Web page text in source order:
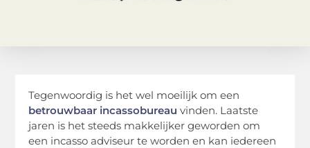
Tegenwoordig is het wel moeilijk om een
betrouwbaar incassobureau vinden. Laatste
jaren is het steeds makkelijker geworden om
een incasso adviseur te worden en kan iedereen